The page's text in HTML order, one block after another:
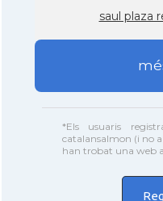
saul plaza
*Els usuaris
catalansalmon (i no
han trobat una web